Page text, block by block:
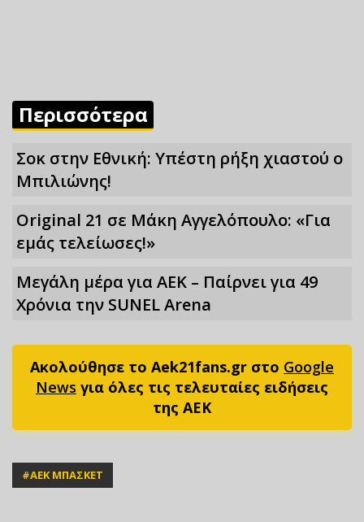
Περισσότερα
Σoκ στην Εθνική: Υπέστη ρήξη χιαστού ο
Μπιλιώνης!
Original 21 σε Μάκη Αγγελόπουλο: «Για
εμάς τελείωσες!»
Μεγάλη μέρα για ΑΕΚ – Παίρνει για 49
Xρόνια την SUNEL Arena
Ακολούθησε το Aek21fans.gr στο Google
News για όλες τις τελευταίες ειδήσεις
της ΑΕΚ
#ΑΕΚ ΜΠΑΣΚΕΤ